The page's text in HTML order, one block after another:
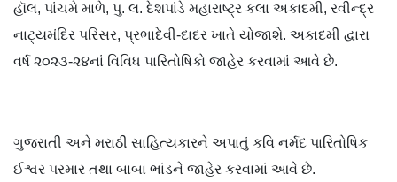
હૉલ, પાંચમે માળે, પુ. લ. દેશપાંડે મહારાષ્ટ્ર કલા અકાદમી, રવીન્દ્ર
નાટ્યમંદિર પરિસર, પ્રભાદેવી-દાદર ખાતે યોજાશે. અકાદમી દ્વારા
વર્ષ ૨૦૨૩-૨૪નાં વિવિધ પારિતોષિકો જાહેર કરવામાં આવે છે.
ગુજરાતી અને મરાઠી સાહિત્યકારને અપાતું કવિ નર્મદ પારિતોષિક
ઈશ્વર પરમાર તથા બાબા ભાંડને જાહેર કરવામાં આવે છે.